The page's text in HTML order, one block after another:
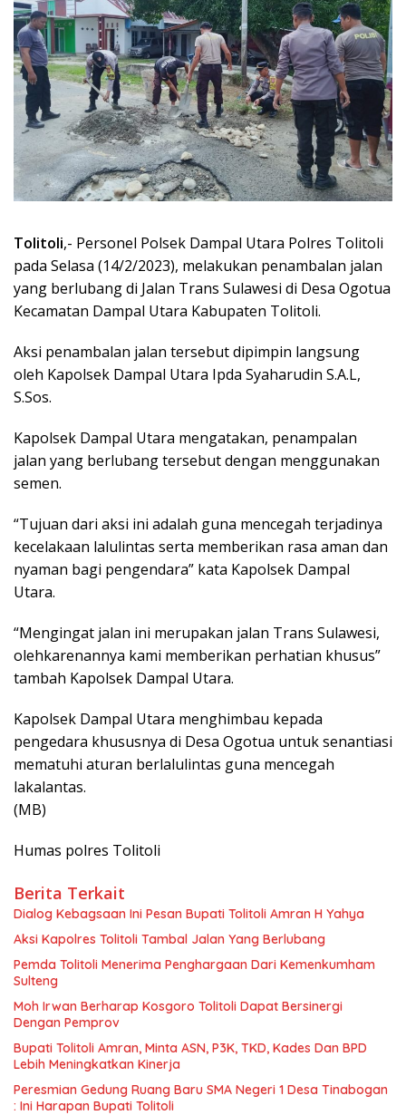
Tolitoli,- Personel Polsek Dampal Utara Polres Tolitoli
pada Selasa (14/2/2023), melakukan penambalan jalan
yang berlubang di Jalan Trans Sulawesi di Desa Ogotua
Kecamatan Dampal Utara Kabupaten Tolitoli.
Aksi penambalan jalan tersebut dipimpin langsung
oleh Kapolsek Dampal Utara Ipda Syaharudin S.A.L,
S.Sos.
Kapolsek Dampal Utara mengatakan, penampalan
jalan yang berlubang tersebut dengan menggunakan
semen.
“Tujuan dari aksi ini adalah guna mencegah terjadinya
kecelakaan lalulintas serta memberikan rasa aman dan
nyaman bagi pengendara” kata Kapolsek Dampal
Utara.
“Mengingat jalan ini merupakan jalan Trans Sulawesi,
olehkarenannya kami memberikan perhatian khusus”
tambah Kapolsek Dampal Utara.
Kapolsek Dampal Utara menghimbau kepada
pengedara khususnya di Desa Ogotua untuk senantiasi
mematuhi aturan berlalulintas guna mencegah
lakalantas.
(MB)
Humas polres Tolitoli
Berita Terkait
Dialog Kebagsaan Ini Pesan Bupati Tolitoli Amran H Yahya
Aksi Kapolres Tolitoli Tambal Jalan Yang Berlubang
Pemda Tolitoli Menerima Penghargaan Dari Kemenkumham
Sulteng
Moh Irwan Berharap Kosgoro Tolitoli Dapat Bersinergi
Dengan Pemprov
Bupati Tolitoli Amran, Minta ASN, P3K, TKD, Kades Dan BPD
Lebih Meningkatkan Kinerja
Peresmian Gedung Ruang Baru SMA Negeri 1 Desa Tinabogan
: Ini Harapan Bupati Tolitoli